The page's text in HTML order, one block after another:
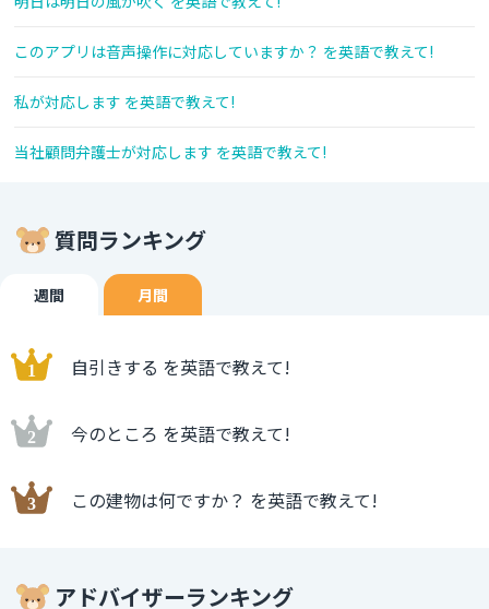
このアプリは音声操作に対応していますか？ を英語で教えて!
私が対応します を英語で教えて!
当社顧問弁護士が対応します を英語で教えて!
質問ランキング
週間 月間
自引きする を英語で教えて!
今のところ を英語で教えて!
この建物は何ですか？ を英語で教えて!
アドバイザーランキング